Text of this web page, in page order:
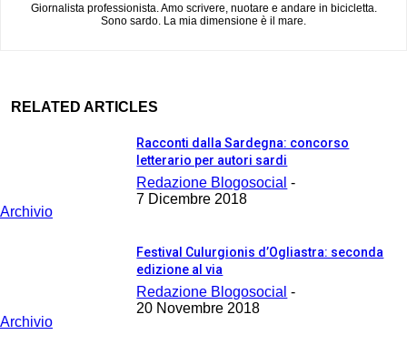
Giornalista professionista. Amo scrivere, nuotare e andare in bicicletta.
Sono sardo. La mia dimensione è il mare.
RELATED ARTICLES
Archivio
Racconti dalla Sardegna: concorso
letterario per autori sardi
Redazione Blogosocial -
7 Dicembre 2018
Archivio
Festival Culurgionis d’Ogliastra: seconda
edizione al via
Redazione Blogosocial -
20 Novembre 2018